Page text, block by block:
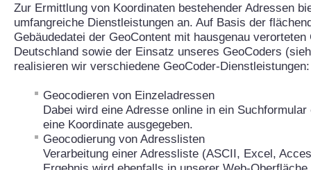
Zur Ermittlung von Koordinaten bestehender Adressen
umfangreiche Dienstleistungen an. Auf Basis der
Gebäudedatei der GeoContent mit hausgenau
Deutschland sowie der Einsatz unseres GeoCoders
realisieren wir verschiedene GeoCoder-Dienstleistungen:
Geocodieren von Einzeladressen
Dabei wird eine Adresse online in ein Suchformular
eine Koordinate ausgegeben.
Geocodierung von Adresslisten
Verarbeitung einer Adressliste (ASCII, Excel,